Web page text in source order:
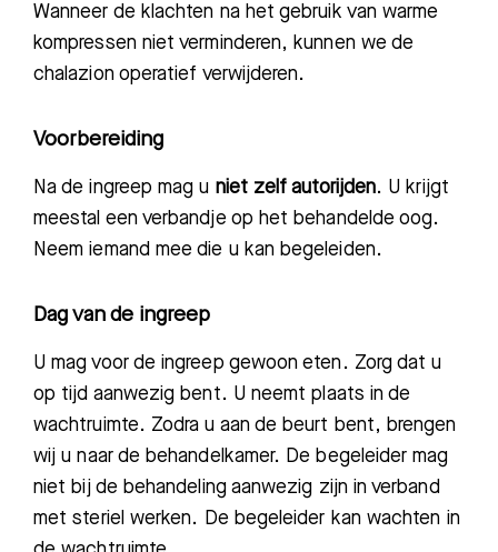
Wanneer de klachten na het gebruik van warme
kompressen niet verminderen, kunnen we de
chalazion operatief verwijderen.
Voorbereiding
Na de ingreep mag u niet zelfautorijden. U krijgt
meestal een verbandje op het behandelde oog.
Neem iemand meedie u kan begeleiden.
Dag van de ingreep
U mag voor de ingreep gewoon eten. Zorg dat u
op tijd aanwezig bent. U neemt plaats in de
wachtruimte. Zodra u aan de beurt bent, brengen
wij u naar de behandelkamer. De begeleider mag
niet bij de behandeling aanwezig zijn in verband
met steriel werken. De begeleider kan wachten in